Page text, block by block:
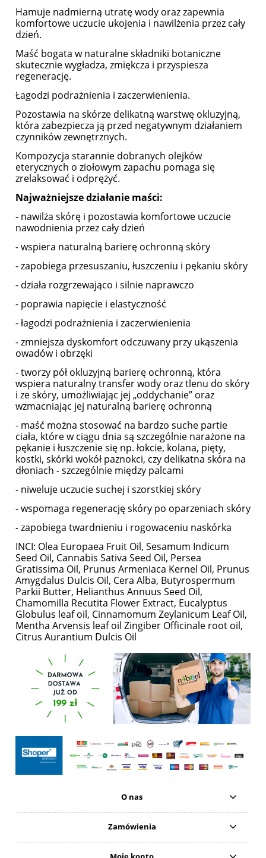
Hamuje nadmierną utratę wody oraz zapewnia
komfortowe uczucie ukojenia i nawilżenia przez cały
dzień.
Maść bogata w naturalne składniki botaniczne
skutecznie wygładza, zmiękcza i przyspiesza
regenerację.
Łagodzi podrażnienia i zaczerwienienia.
Pozostawia na skórze delikatną warstwę okluzyjną,
która zabezpiecza ją przed negatywnym działaniem
czynników zewnętrznych.
Kompozycja starannie dobranych olejków
eterycznych o ziołowym zapachu pomaga się
zrelaksować i odprężyć.
Najważniejsze działanie maści:
- nawilża skórę i pozostawia komfortowe uczucie
nawodnienia przez cały dzień
- wspiera naturalną barierę ochronną skóry
- zapobiega przesuszaniu, łuszczeniu i pękaniu skóry
- działa rozgrzewająco i silnie naprawczo
- poprawia napięcie i elastyczność
- łagodzi podrażnienia i zaczerwienienia
- zmniejsza dyskomfort odczuwany przy ukąszenia
owadów i obrzęki
- tworzy pół okluzyjną barierę ochronną, która
wspiera naturalny transfer wody oraz tlenu do skóry
i ze skóry, umożliwiając jej „oddychanie” oraz
wzmacniając jej naturalną barierę ochronną
- maść można stosować na bardzo suche partie
ciała, które w ciągu dnia są szczególnie narażone na
pękanie i łuszczenie się np. łokcie, kolana, pięty,
kostki, skórki wokół paznokci, czy delikatna skóra na
dłoniach - szczególnie między palcami
- niweluje uczucie suchej i szorstkiej skóry
- wspomaga regenerację skóry po oparzeniach skóry
- zapobiega twardnieniu i rogowaceniu naskórka
INCI: Olea Europaea Fruit Oil, Sesamum Indicum
Seed Oil, Cannabis Sativa Seed Oil, Persea
Gratissima Oil, Prunus Armeniaca Kernel Oil, Prunus
Amygdalus Dulcis Oil, Cera Alba, Butyrospermum
Parkii Butter, Helianthus Annuus Seed Oil,
Chamomilla Recutita Flower Extract, Eucalyptus
Globulus leaf oil, Cinnamomum Zeylanicum Leaf Oil,
Mentha Arvensis leaf oil Zingiber Officinale root oil,
Citrus Aurantium Dulcis Oil
O nas
Zamówienia